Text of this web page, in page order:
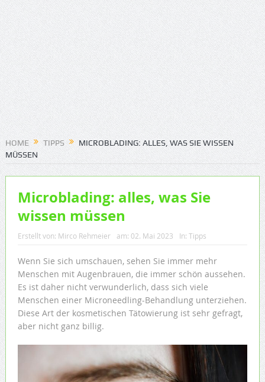
HOME TIPPS
MICROBLADING: ALLES, WAS SIE WISSEN
MÜSSEN
Microblading: alles, was Sie
wissen müssen
Erstellt von: Mirco Rehmeier am: 02. Mai 2023 In: Tipps
Wenn Sie sich umschauen, sehen Sie immer mehr
Menschen mit Augenbrauen, die immer schön aussehen.
Es ist daher nicht verwunderlich, dass sich viele
Menschen einer Microneedling-Behandlung unterziehen.
Diese Art der kosmetischen Tätowierung ist sehr gefragt,
aber nicht ganz billig.